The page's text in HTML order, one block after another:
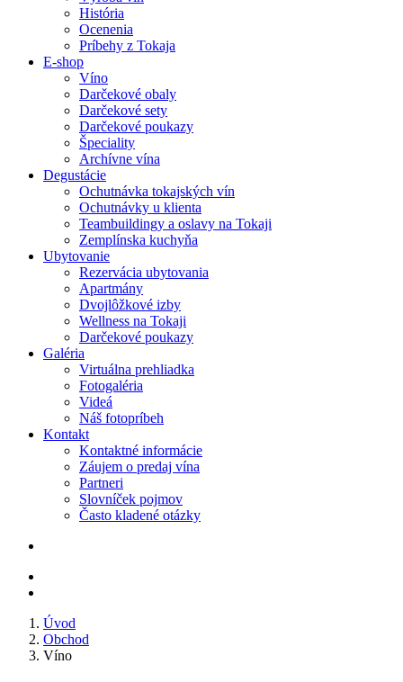
História
Ocenenia
Príbehy z Tokaja
E-shop
Víno
Darčekové obaly
Darčekové sety
Darčekové poukazy
Špeciality
Archívne vína
Degustácie
Ochutnávka tokajských vín
Ochutnávky u klienta
Teambuildingy a oslavy na Tokaji
Zemplínska kuchyňa
Ubytovanie
Rezervácia ubytovania
Apartmány
Dvojlôžkové izby
Wellness na Tokaji
Darčekové poukazy
Galéria
Virtuálna prehliadka
Fotogaléria
Videá
Náš fotopríbeh
Kontakt
Kontaktné informácie
Záujem o predaj vína
Partneri
Slovníček pojmov
Často kladené otázky
Úvod
Obchod
Víno